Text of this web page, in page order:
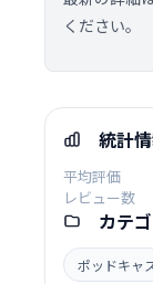
ください。
統計
平均評価
レビュー数
カテ
ポッドキャ